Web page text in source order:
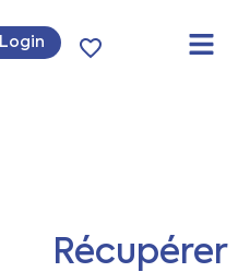
Login
Récupérer